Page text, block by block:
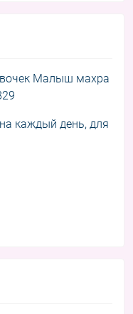
Малыш махра
каждый день, для